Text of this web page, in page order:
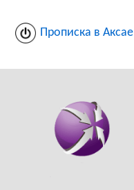
Прописка в Аксае